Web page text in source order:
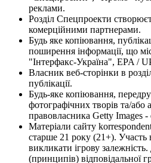
реклами.
Розділ Спецпроекти
комерційними партнерами.
Будь яке копіювання,
поширення інформації, що
"Інтерфакс-Україна", EPA /
Власник веб-сторінки в
публікації.
Будь-яке копіювання,
фотографічних творів та/або
правовласника Getty Images -
Матеріали сайту
старше 21 року (21+). Участь
викликати ігрову
(принципів) відповідальної